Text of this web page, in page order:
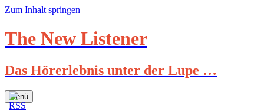
Zum Inhalt springen
The New Listener
Das Hörerlebnis unter der Lupe …
Menü